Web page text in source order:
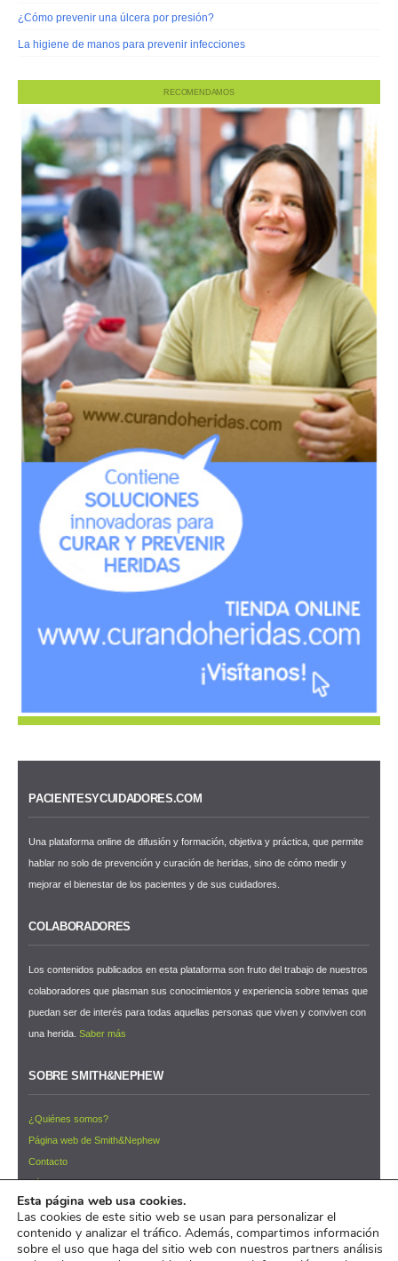
¿Cómo prevenir una úlcera por presión?
La higiene de manos para prevenir infecciones
RECOMENDAMOS
PACIENTESYCUIDADORES.COM
Una plataforma online de difusión y formación, objetiva y práctica, que permite
hablar no solo de prevención y curación de heridas, sino de cómo medir y
mejorar el bienestar de los pacientes y de sus cuidadores.
COLABORADORES
Los contenidos publicados en esta plataforma son fruto del trabajo de nuestros
colaboradores que plasman sus conocimientos y experiencia sobre temas que
puedan ser de interés para todas aquellas personas que viven y conviven con
una herida.Saber más
SOBRE SMITH&NEPHEW
¿Quiénes somos?
Página web de Smith&Nephew
Contacto
Términos y condiciones de uso
NEWSLETTER ¡Suscríbete ahora!
© 2026 Pacientes y Cuidadores™
Esta página web usa cookies.
Las cookies de este sitio web se usan para personalizar el
contenido y analizar el tráfico. Además, compartimos información
sobre el uso que haga del sitio web con nuestros partners análisis